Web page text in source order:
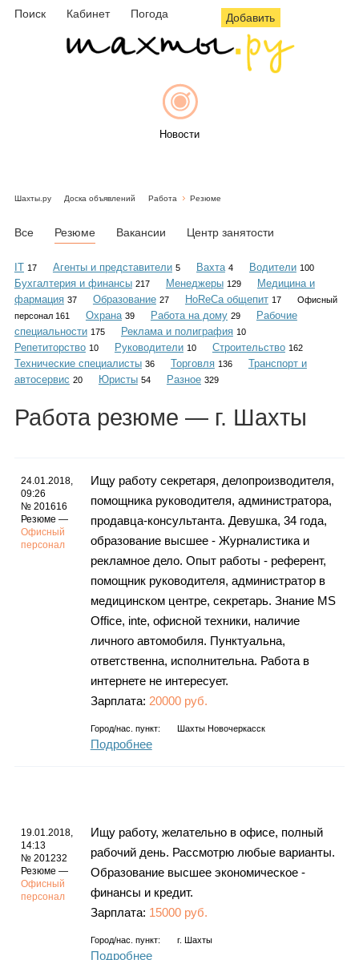
Поиск Кабинет Погода Добавить
Новости
Объявления
Каталог
Гороскоп
Фотогалерея
Шахты.ру Доска объявлений Работа Резюме
Все Резюме Вакансии Центр занятости
IT 17 Агенты и представители 5 Вахта 4 Водители 100
Бухгалтерия и финансы 217 Менеджеры 129
Медицина и
фармация 37 Образование 27 HoReCa общепит 17
Офисный
персонал 161
Охрана 39 Работа на дому 29
Рабочие
специальности 175 Реклама и полиграфия 10
Репетиторство 10 Руководители 10 Строительство 162
Технические специалисты 36 Торговля 136
Транспорт и
автосервис 20 Юристы 54 Разное 329
Работа резюме — г. Шахты
24.01.2018,
09:26
№ 201616
Резюме —
Офисный
персонал
Ищу работу секретаря, делопроизводителя,
помощника руководителя, администратора,
продавца-консультанта. Девушка, 34 года,
образование высшее - Журналистика и
рекламное дело. Опыт работы - референт,
помощник руководителя, администратор в
медицинском центре, секретарь. Знание MS
Office, inte, офисной техники, наличие
личного автомобиля. Пунктуальна,
ответственна, исполнительна. Работа в
интернете не интересует.
Зарплата: 20000 руб.
Город/нас. пункт: Шахты Новочеркасск
Подробнее
19.01.2018,
14:13
№ 201232
Резюме —
Офисный
персонал
Ищу работу, желательно в офисе, полный
рабочий день. Рассмотрю любые варианты.
Образование высшее экономическое -
финансы и кредит.
Зарплата: 15000 руб.
Город/нас. пункт: г. Шахты
Подробнее